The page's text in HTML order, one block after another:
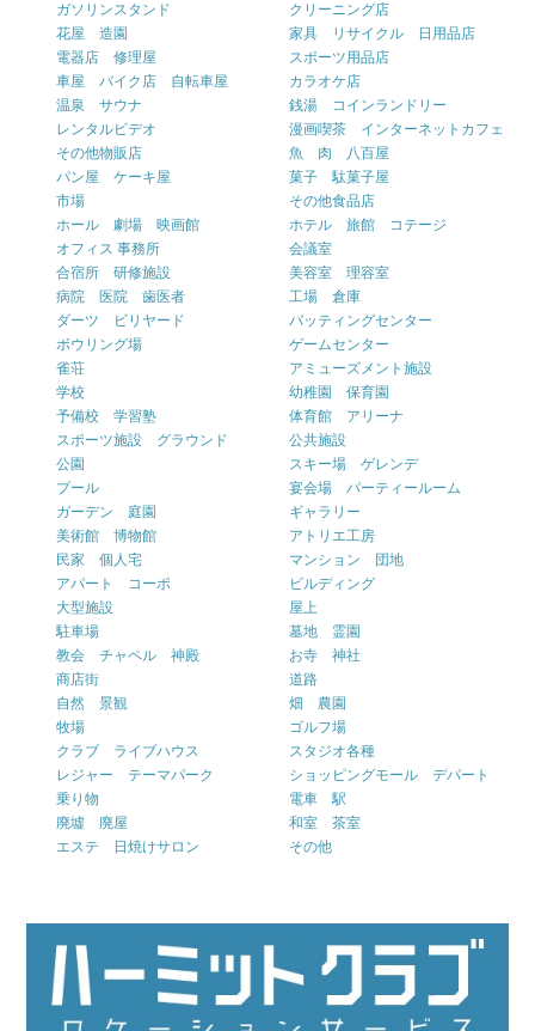
ガソリンスタンド
クリーニング店
花屋 造園
家具 リサイクル 日用品店
電器店 修理屋
スポーツ用品店
車屋 バイク店 自転車屋
カラオケ店
温泉 サウナ
銭湯 コインランドリー
レンタルビデオ
漫画喫茶 インターネットカフェ
その他物販店
魚 肉 八百屋
パン屋 ケーキ屋
菓子 駄菓子屋
市場
その他食品店
ホール 劇場 映画館
ホテル 旅館 コテージ
オフィス 事務所
会議室
合宿所 研修施設
美容室 理容室
病院 医院 歯医者
工場 倉庫
ダーツ ビリヤード
バッティングセンター
ボウリング場
ゲームセンター
雀荘
アミューズメント施設
学校
幼稚園 保育園
予備校 学習塾
体育館 アリーナ
スポーツ施設 グラウンド
公共施設
公園
スキー場 ゲレンデ
プール
宴会場 パーティールーム
ガーデン 庭園
ギャラリー
美術館 博物館
アトリエ工房
民家 個人宅
マンション 団地
アパート コーポ
ビルディング
大型施設
屋上
駐車場
墓地 霊園
教会 チャペル 神殿
お寺 神社
商店街
道路
自然 景観
畑 農園
牧場
ゴルフ場
クラブ ライブハウス
スタジオ各種
レジャー テーマパーク
ショッピングモール デパート
乗り物
電車 駅
廃墟 廃屋
和室 茶室
エステ 日焼けサロン
その他